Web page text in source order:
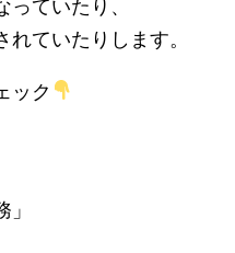
ていたり、
ていたりします。
ック